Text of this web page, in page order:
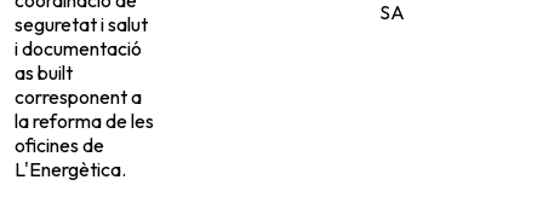
seguretat i salut
i documentació
as built
corresponent a
la reforma de les
oficines de
L'Energètica.
SA